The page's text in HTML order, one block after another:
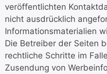
veröffentlichten
nicht ausdrücklich
Informationsmaterialien
Die Betreiber der Seiten
rechtliche Schritte im
Zusendung von